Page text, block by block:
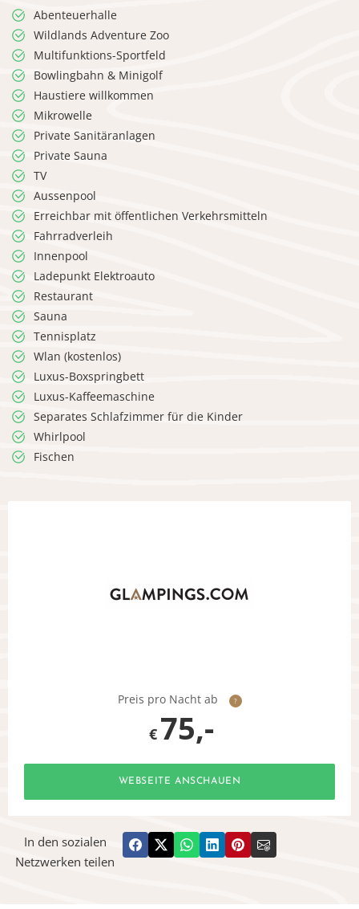
Abenteuerhalle
Wildlands Adventure Zoo
Multifunktions-Sportfeld
Bowlingbahn & Minigolf
Haustiere willkommen
Mikrowelle
Private Sanitäranlagen
Private Sauna
TV
Aussenpool
Erreichbar mit öffentlichen Verkehrsmitteln
Fahrradverleih
Innenpool
Ladepunkt Elektroauto
Restaurant
Sauna
Tennisplatz
Wlan (kostenlos)
Luxus-Boxspringbett
Luxus-Kaffeemaschine
Separates Schlafzimmer für die Kinder
Whirlpool
Fischen
Preis pro Nacht ab ?
€ 75,-
WEBSEITE ANSCHAUEN
In den sozialen
Netzwerken teilen